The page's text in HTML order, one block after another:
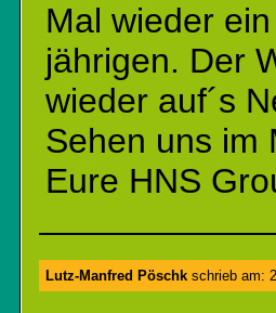
Mal wieder
jährigen. Der
wieder auf´s
Sehen uns im
Eure HNS
Lutz-Manfred Pöschk schrieb am: